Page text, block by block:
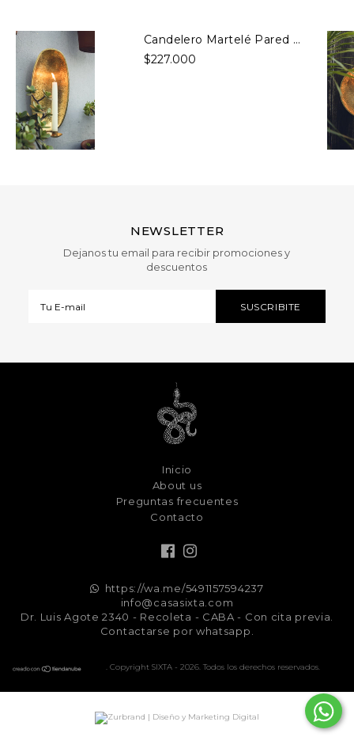
Candelero Martelé Pared Ovalado Bronce
$227.000
NEWSLETTER
Dejanos tu email para recibir promociones y
descuentos
Inicio
About us
Preguntas frecuentes
Contacto
https://wa.me/5491157594237
info@casasixta.com
Dr. Luis Agote 2340 - Recoleta - CABA - Con cita previa.
Contactarse por whatsapp.
. Copyright SIXTA - 2026. Todos los derechos reservados.